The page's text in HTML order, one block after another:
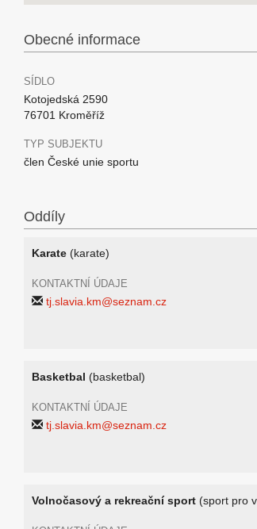
Obecné informace
SÍDLO
Kotojedská 2590
76701 Kroměříž
TYP SUBJEKTU
člen České unie sportu
Oddíly
Karate (karate)
KONTAKTNÍ ÚDAJE
tj.slavia.km@seznam.cz
Basketbal (basketbal)
KONTAKTNÍ ÚDAJE
tj.slavia.km@seznam.cz
Volnočasový a rekreační sport (sport pro